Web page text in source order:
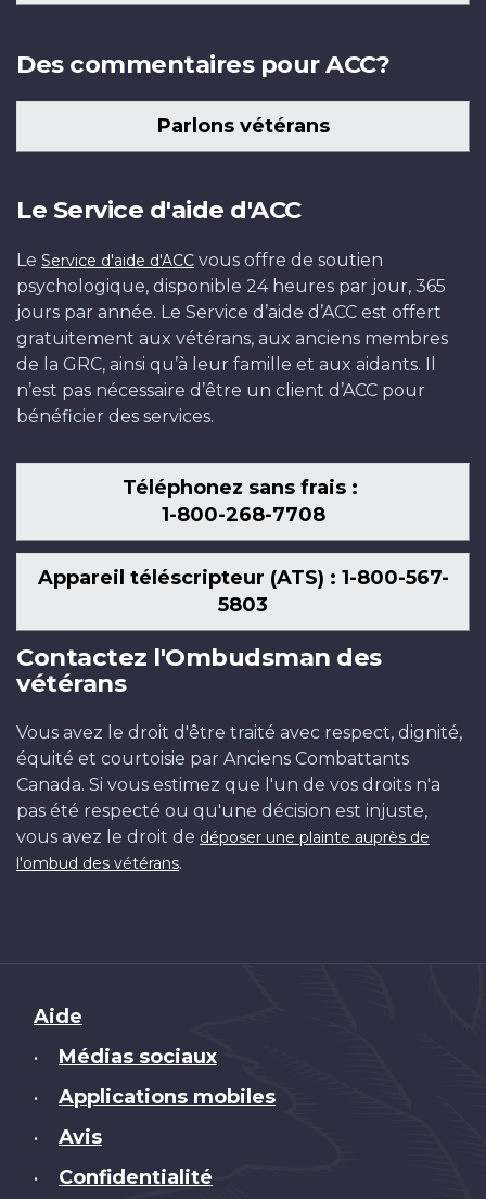
Des commentaires pour ACC?
Parlons vétérans
Le Service d'aide d'ACC
Le Service d'aide d'ACC vous offre de soutien
psychologique, disponible 24 heures par jour, 365
jours par année. Le Service d’aide d’ACC est offert
gratuitement aux vétérans, aux anciens membres
de la GRC, ainsi qu’à leur famille et aux aidants. Il
n’est pas nécessaire d’être un client d’ACC pour
bénéficier des services.
Téléphonez sans frais :
1-800-268-7708
Appareil téléscripteur (ATS) : 1-800-567-
5803
Contactez l'Ombudsman des
vétérans
Vous avez le droit d'être traité avec respect, dignité,
équité et courtoisie par Anciens Combattants
Canada. Si vous estimez que l'un de vos droits n'a
pas été respecté ou qu'une décision est injuste,
vous avez le droit de déposer une plainte auprès de
l'ombud des vétérans.
Brand
Aide
• Médias sociaux
• Applications mobiles
• Avis
• Confidentialité